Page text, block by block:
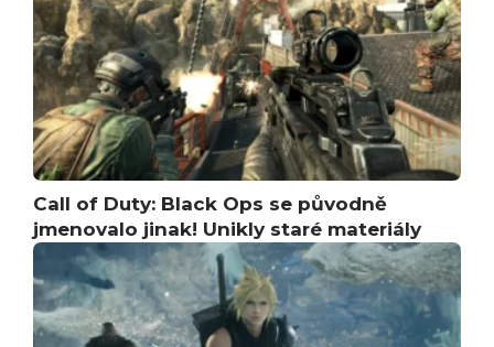
Call of Duty: Black Ops se původně
jmenovalo jinak! Unikly staré materiály